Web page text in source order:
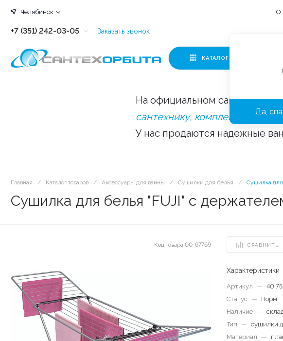
Челябинск О
+7 (351) 242-03-05
+7 (351) 242-03-63
Заказать звонок
КАТАЛОГ
На официальном сайте
сантехнику, комплектующие и
У нас продаются надежные
Главная / Каталог товаров / Аксессуары для ванны / Сушилки для белья / Сушилка
Сушилка для белья "FUJI" с
Код товара 00-67769 СРАВНИТЬ
Характеристики
Артикул —
Статус
—
Норм
Наличие
—
Тип
— сушилки
Материал
—
Да,